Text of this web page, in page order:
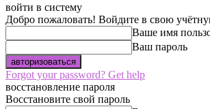
войти в систему
Добро пожаловать! Войдите в свою
Ваше имя
Ваш пароль
Forgot your password? Get help
восстановление пароля
Восстановите свой пароль